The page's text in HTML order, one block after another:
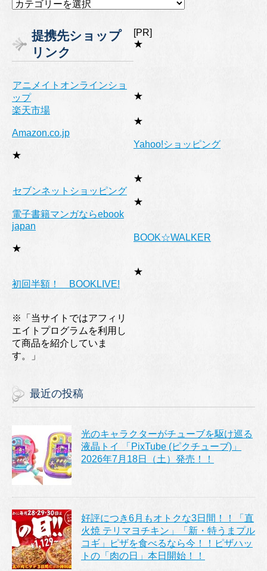
リ
ー
提携先ショップ
リンク
[PR]
★
アニメイトオンラインショ
ップ
★
楽天市場
★
Amazon.co.jp
★
Yahoo!ショッピング
★
セブンネットショッピング
★
電子書籍マンガならebook
japan
★
BOOK☆WALKER
★
初回半額！ BOOKLIVE!
※「当サイトではアフィリ
エイトプログラムを利用し
て商品を紹介していま
す。」
最近の投稿
光のキャラクターがチューブを駆け巡る
液晶トイ 「PixTube (ピクチューブ)」
2026年7月18日（土）発売！！
好評につき6月もオトクな3日間！！「直
火焼 テリマヨチキン」「新・特うまプル
コギ」ピザを食べるなら今！！ピザハッ
トの「肉の日」本日開始！！